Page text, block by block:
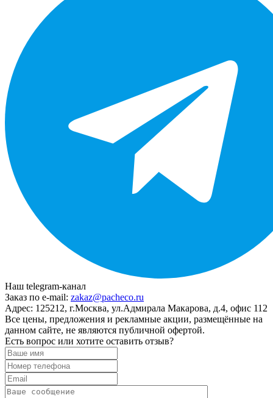
Наш telegram-канал
Заказ по e-mail: zakaz@pacheco.ru
Адрес: 125212, г.Москва, ул.Адмирала Макарова, д.4, офис 112
Все цены, предложения и рекламные акции, размещённые на
данном сайте, не являются публичной офертой.
Есть вопрос или хотите оставить отзыв?